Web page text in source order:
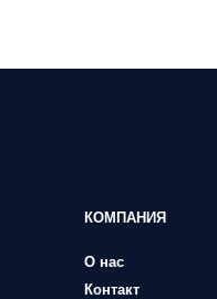
КОМПАНИЯ
О нас
Контакт